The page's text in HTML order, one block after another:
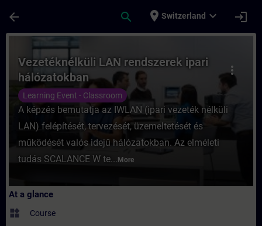
arrow_back search place Switzerland expand_more login
Course - Vezetéknélküli LAN
more_vert
Vezetéknélküli LAN rendszerek ipari
hálózatokban
Learning Event - Classroom
A képzés bemutatja az IWLAN (ipari vezeték nélküli
LAN) felépítését, tervezését, üzemeltetését és
működését valós idejű hálózatokban. Az elméleti
tudás SCALANCE W te... More
At a glance
widgets Course